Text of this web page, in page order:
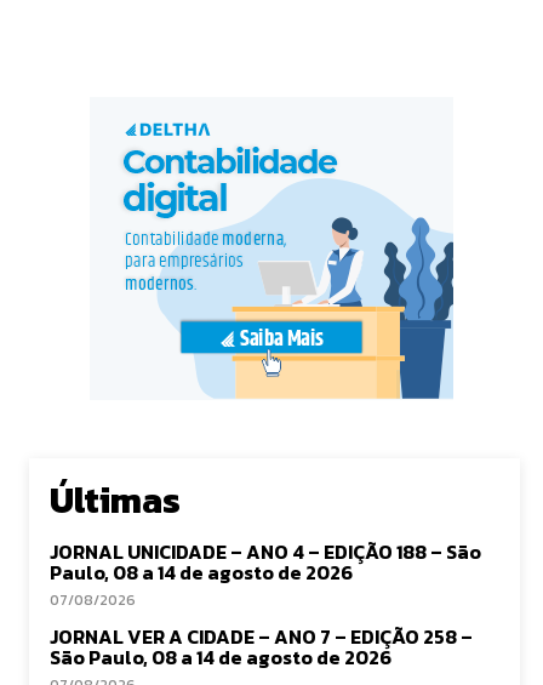
Últimas
JORNAL UNICIDADE – ANO 4 – EDIÇÃO 188 – São
Paulo, 08 a 14 de agosto de 2026
07/08/2026
JORNAL VER A CIDADE – ANO 7 – EDIÇÃO 258 –
São Paulo, 08 a 14 de agosto de 2026